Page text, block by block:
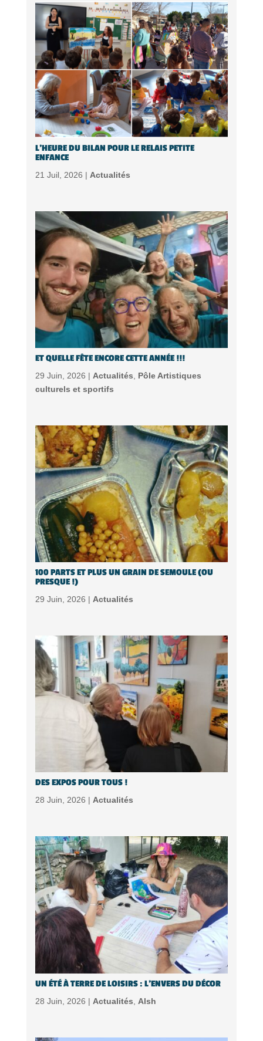
L’HEURE DU BILAN POUR LE RELAIS PETITE
ENFANCE
21 Juil, 2026 | Actualités
ET QUELLE FÊTE ENCORE CETTE ANNÉE !!!
29 Juin, 2026 | Actualités
Pôle Artistiques
culturels et sportifs
100 PARTS ET PLUS UN GRAIN DE SEMOULE (OU
PRESQUE !)
29 Juin, 2026 | Actualités
DES EXPOS POUR TOUS !
28 Juin, 2026 | Actualités
UN ÉTÉ À TERRE DE LOISIRS : L’ENVERS DU DÉCOR
28 Juin, 2026 | Actualités Alsh